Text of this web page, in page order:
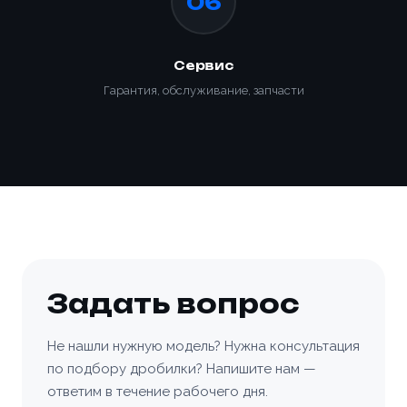
Сервис
Гарантия, обслуживание, запчасти
Задать вопрос
Не нашли нужную модель? Нужна консультация
по подбору дробилки? Напишите нам —
ответим в течение рабочего дня.